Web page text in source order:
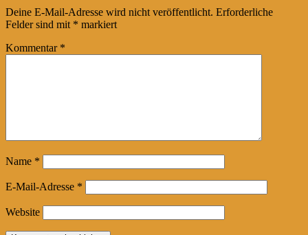
Deine E-Mail-Adresse wird nicht veröffentlicht. Erforderliche
Felder sind mit * markiert
Kommentar *
Name *
E-Mail-Adresse *
Website